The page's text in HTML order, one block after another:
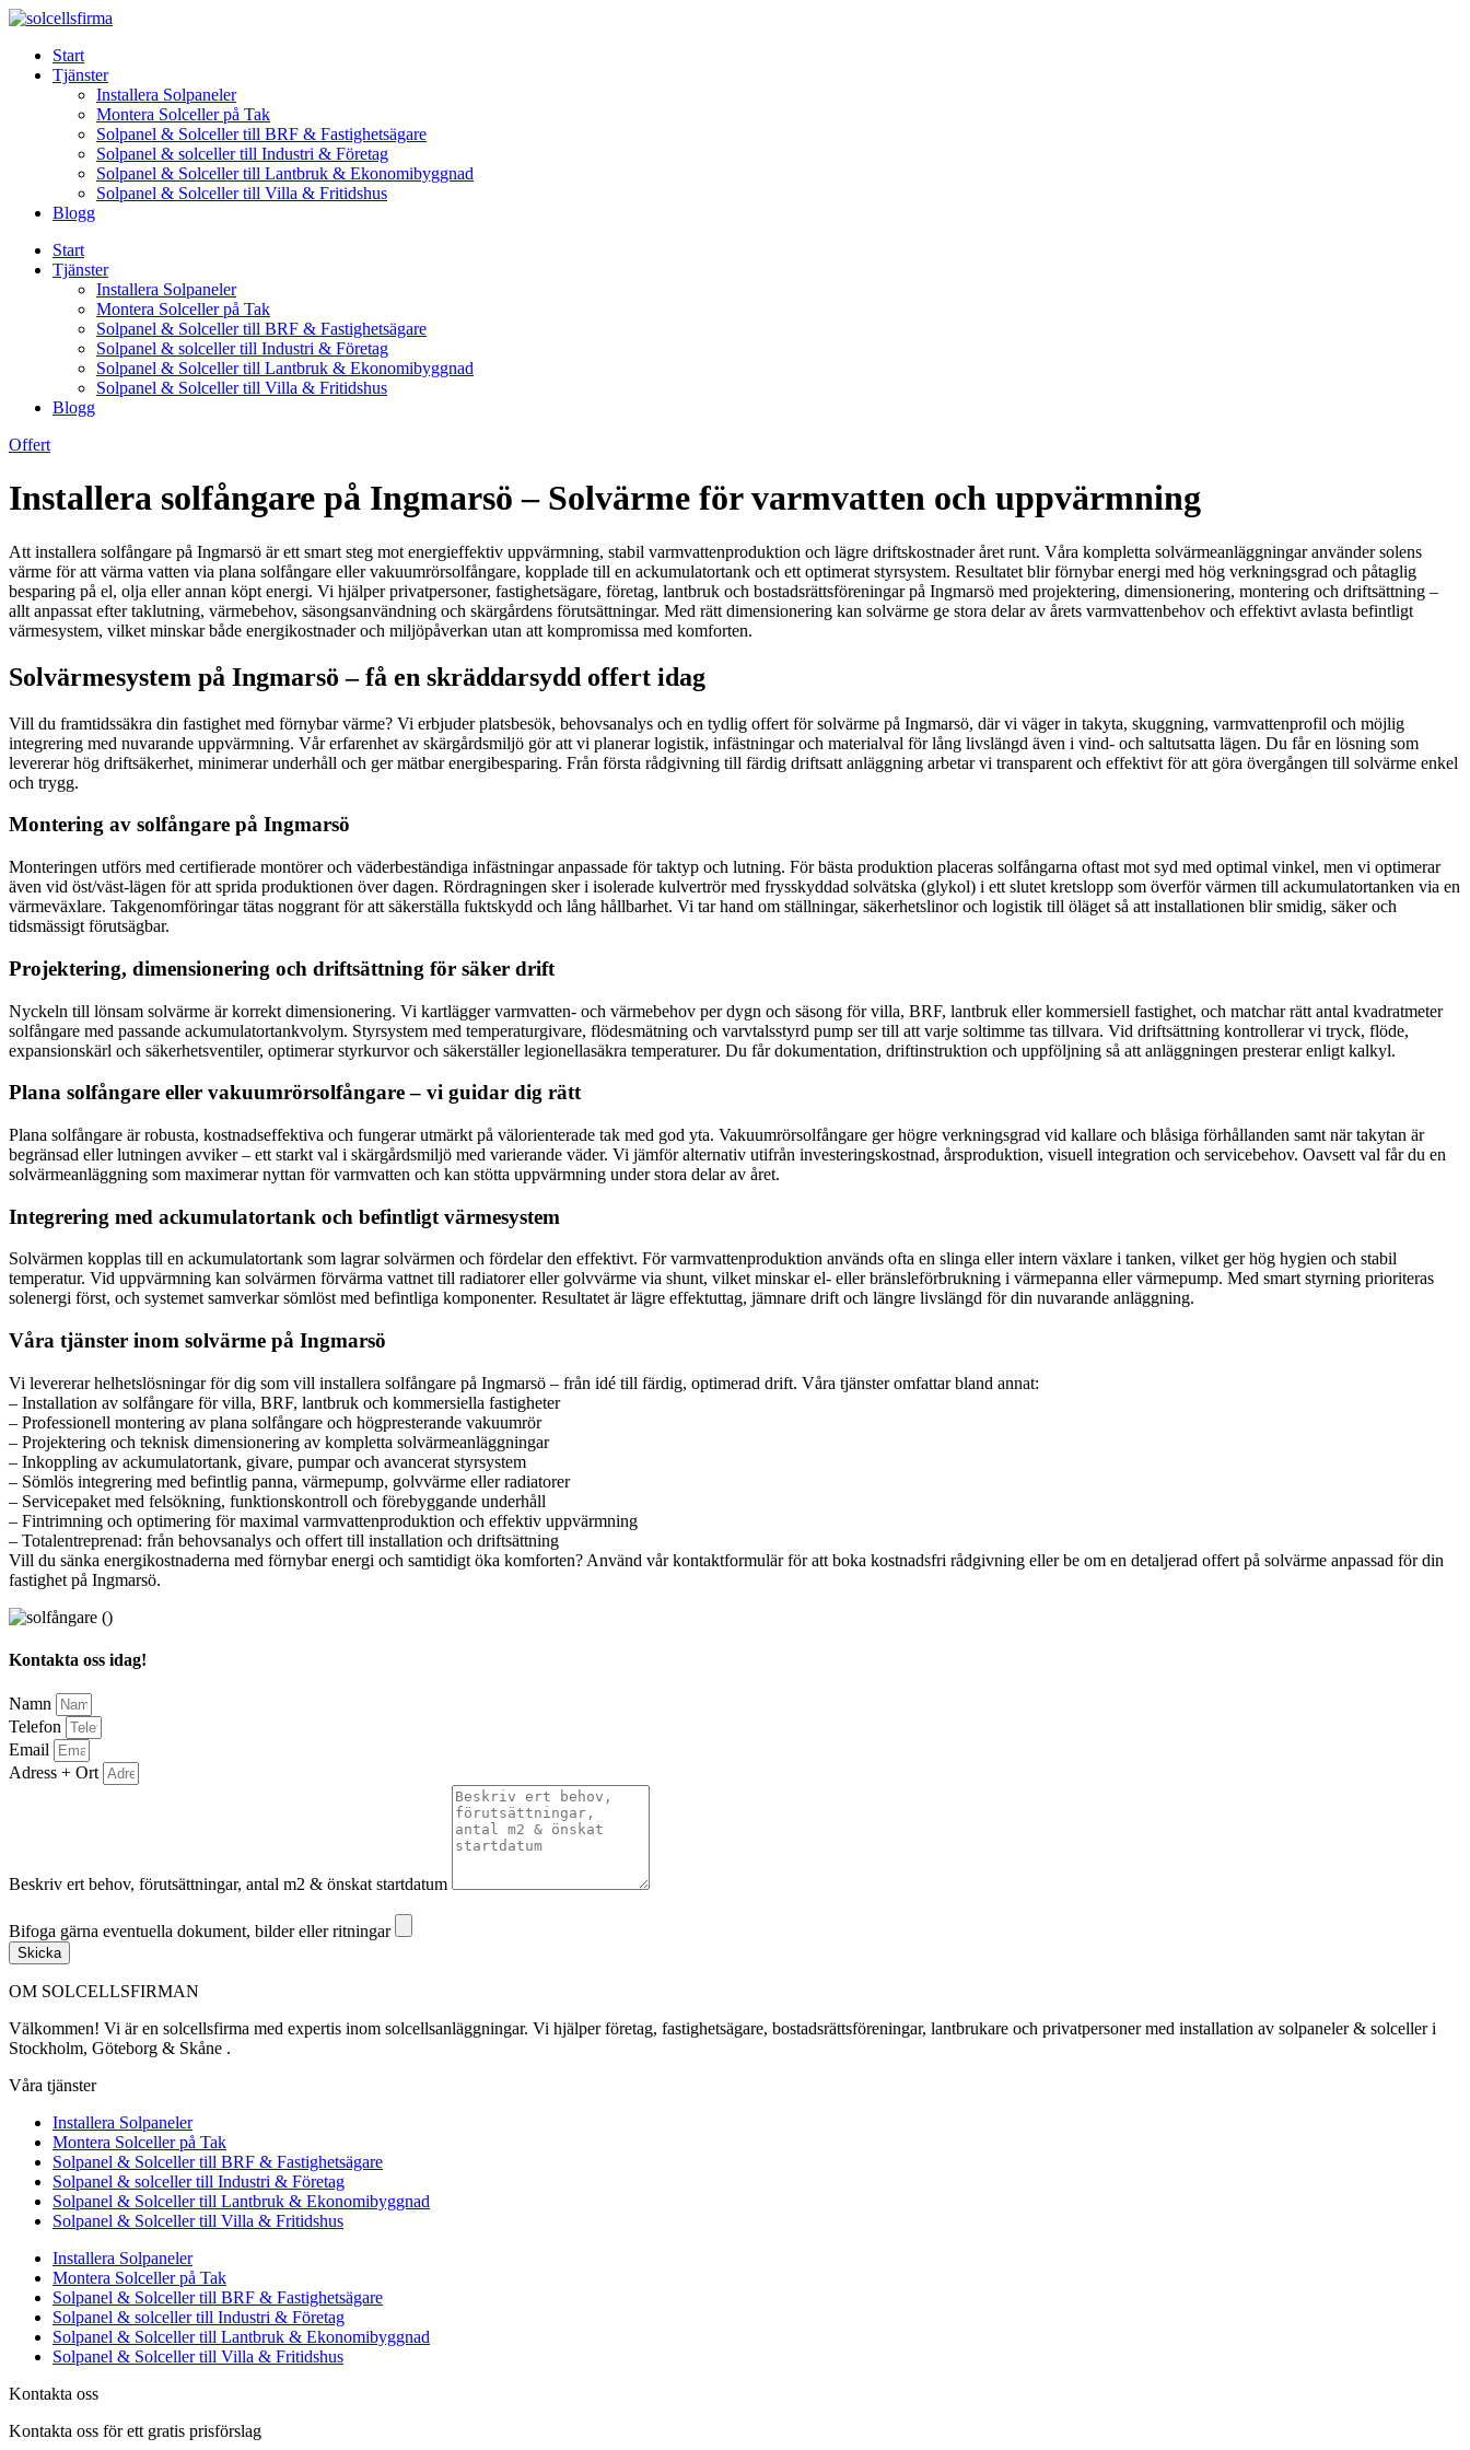
Skip
contentStart
Tjänster
Installera Solpaneler
Montera Solceller på Tak
Solpanel & Solceller till BRF & Fastighetsägare
Solpanel & solceller till Industri & Företag
Solpanel & Solceller till Lantbruk & Ekonomibyggnad
Solpanel & Solceller till Villa & Fritidshus
Blogg
Start
Tjänster
Installera Solpaneler
Montera Solceller på Tak
Solpanel & Solceller till BRF & Fastighetsägare
Solpanel & solceller till Industri & Företag
Solpanel & Solceller till Lantbruk & Ekonomibyggnad
Solpanel & Solceller till Villa & Fritidshus
Blogg
Offert
Installera solfångare på Ingmarsö – Solvärme för varmvatten och uppvärmning
Att installera solfångare på Ingmarsö är ett smart steg mot energieffektiv uppvärmning, stabil varmvattenproduktion och lägre driftskostnader året runt. Våra kompletta solvärmeanläggningar använder solens
värme för att värma vatten via plana solfångare eller vakuumrörsolfångare, kopplade till en ackumulatortank och ett optimerat styrsystem. Resultatet blir förnybar energi med hög verkningsgrad och påtaglig
besparing på el, olja eller annan köpt energi. Vi hjälper privatpersoner, fastighetsägare, företag, lantbruk och bostadsrättsföreningar på Ingmarsö med projektering, dimensionering, montering och driftsättning –
allt anpassat efter taklutning, värmebehov, säsongsanvändning och skärgårdens förutsättningar. Med rätt dimensionering kan solvärme ge stora delar av årets varmvattenbehov och effektivt avlasta befintligt
värmesystem, vilket minskar både energikostnader och miljöpåverkan utan att kompromissa med komforten.
Solvärmesystem på Ingmarsö – få en skräddarsydd offert idag
Vill du framtidssäkra din fastighet med förnybar värme? Vi erbjuder platsbesök, behovsanalys och en tydlig offert för solvärme på Ingmarsö, där vi väger in takyta, skuggning, varmvattenprofil och möjlig
integrering med nuvarande uppvärmning. Vår erfarenhet av skärgårdsmiljö gör att vi planerar logistik, infästningar och materialval för lång livslängd även i vind- och saltutsatta lägen. Du får en lösning som
levererar hög driftsäkerhet, minimerar underhåll och ger mätbar energibesparing. Från första rådgivning till färdig driftsatt anläggning arbetar vi transparent och effektivt för att göra övergången till solvärme enkel
och trygg.
Montering av solfångare på Ingmarsö
Monteringen utförs med certifierade montörer och väderbeständiga infästningar anpassade för taktyp och lutning. För bästa produktion placeras solfångarna oftast mot syd med optimal vinkel, men vi optimerar
även vid öst/väst-lägen för att sprida produktionen över dagen. Rördragningen sker i isolerade kulvertrör med frysskyddad solvätska (glykol) i ett slutet kretslopp som överför värmen till ackumulatortanken via en
värmeväxlare. Takgenomföringar tätas noggrant för att säkerställa fuktskydd och lång hållbarhet. Vi tar hand om ställningar, säkerhetslinor och logistik till öläget så att installationen blir smidig, säker och
tidsmässigt förutsägbar.
Projektering, dimensionering och driftsättning för säker drift
Nyckeln till lönsam solvärme är korrekt dimensionering. Vi kartlägger varmvatten- och värmebehov per dygn och säsong för villa, BRF, lantbruk eller kommersiell fastighet, och matchar rätt antal kvadratmeter
solfångare med passande ackumulatortankvolym. Styrsystem med temperaturgivare, flödesmätning och varvtalsstyrd pump ser till att varje soltimme tas tillvara. Vid driftsättning kontrollerar vi tryck, flöde,
expansionskärl och säkerhetsventiler, optimerar styrkurvor och säkerställer legionellasäkra temperaturer. Du får dokumentation, driftinstruktion och uppföljning så att anläggningen presterar enligt kalkyl.
Plana solfångare eller vakuumrörsolfångare – vi guidar dig rätt
Plana solfångare är robusta, kostnadseffektiva och fungerar utmärkt på välorienterade tak med god yta. Vakuumrörsolfångare ger högre verkningsgrad vid kallare och blåsiga förhållanden samt när takytan är
begränsad eller lutningen avviker – ett starkt val i skärgårdsmiljö med varierande väder. Vi jämför alternativ utifrån investeringskostnad, årsproduktion, visuell integration och servicebehov. Oavsett val får du en
solvärmeanläggning som maximerar nyttan för varmvatten och kan stötta uppvärmning under stora delar av året.
Integrering med ackumulatortank och befintligt värmesystem
Solvärmen kopplas till en ackumulatortank som lagrar solvärmen och fördelar den effektivt. För varmvattenproduktion används ofta en slinga eller intern växlare i tanken, vilket ger hög hygien och stabil
temperatur. Vid uppvärmning kan solvärmen förvärma vattnet till radiatorer eller golvvärme via shunt, vilket minskar el- eller bränsleförbrukning i värmepanna eller värmepump. Med smart styrning prioriteras
solenergi först, och systemet samverkar sömlöst med befintliga komponenter. Resultatet är lägre effektuttag, jämnare drift och längre livslängd för din nuvarande anläggning.
Våra tjänster inom solvärme på Ingmarsö
Vi levererar helhetslösningar för dig som vill installera solfångare på Ingmarsö – från idé till färdig, optimerad drift. Våra tjänster omfattar bland annat:
– Installation av solfångare för villa, BRF, lantbruk och kommersiella fastigheter
– Professionell montering av plana solfångare och högpresterande vakuumrör
– Projektering och teknisk dimensionering av kompletta solvärmeanläggningar
– Inkoppling av ackumulatortank, givare, pumpar och avancerat styrsystem
– Sömlös integrering med befintlig panna, värmepump, golvvärme eller radiatorer
– Servicepaket med felsökning, funktionskontroll och förebyggande underhåll
– Fintrimning och optimering för maximal varmvattenproduktion och effektiv uppvärmning
– Totalentreprenad: från behovsanalys och offert till installation och driftsättning
Vill du sänka energikostnaderna med förnybar energi och samtidigt öka komforten? Använd vår kontaktformulär för att boka kostnadsfri rådgivning eller be om en detaljerad offert på solvärme anpassad för din
fastighet på Ingmarsö.
Kontakta oss idag!
Namn
Telefon
Email
Adress + Ort
Beskriv ert behov, förutsättningar, antal m2 & önskat startdatum
Bifoga gärna eventuella dokument, bilder eller ritningar
Skicka
OM SOLCELLSFIRMAN
Välkommen! Vi är en solcellsfirma med expertis inom solcellsanläggningar. Vi hjälper företag, fastighetsägare, bostadsrättsföreningar, lantbrukare och privatpersoner med installation av solpaneler & solceller i
Stockholm, Göteborg & Skåne .
Våra tjänster
Installera Solpaneler
Montera Solceller på Tak
Solpanel & Solceller till BRF & Fastighetsägare
Solpanel & solceller till Industri & Företag
Solpanel & Solceller till Lantbruk & Ekonomibyggnad
Solpanel & Solceller till Villa & Fritidshus
Installera Solpaneler
Montera Solceller på Tak
Solpanel & Solceller till BRF & Fastighetsägare
Solpanel & solceller till Industri & Företag
Solpanel & Solceller till Lantbruk & Ekonomibyggnad
Solpanel & Solceller till Villa & Fritidshus
Kontakta oss
Kontakta oss för ett gratis prisförslag